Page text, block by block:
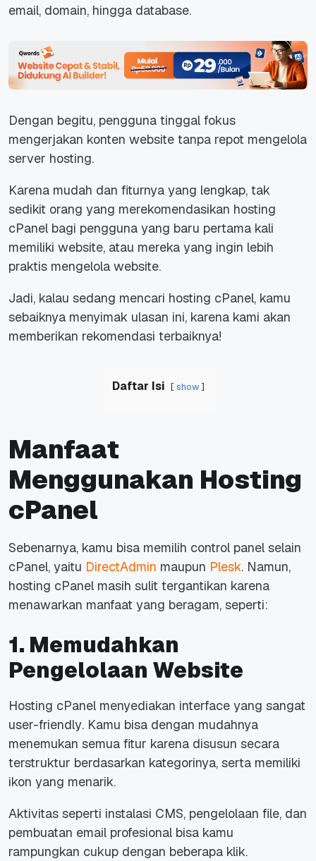
email, domain, hingga database.
Dengan begitu, pengguna tinggal fokus
mengerjakan konten website tanpa repot mengelola
server hosting.
Karena mudah dan fiturnya yang lengkap, tak
sedikit orang yang merekomendasikan hosting
cPanel bagi pengguna yang baru pertama kali
memiliki website, atau mereka yang ingin lebih
praktis mengelola website.
Jadi, kalau sedang mencari hosting cPanel, kamu
sebaiknya menyimak ulasan ini, karena kami akan
memberikan rekomendasi terbaiknya!
Daftar Isi show
Manfaat
Menggunakan Hosting
cPanel
Sebenarnya, kamu bisa memilih control panel selain
cPanel, yaitu DirectAdmin maupun Plesk. Namun,
hosting cPanel masih sulit tergantikan karena
menawarkan manfaat yang beragam, seperti:
1. Memudahkan
Pengelolaan Website
Hosting cPanel menyediakan interface yang sangat
user-friendly. Kamu bisa dengan mudahnya
menemukan semua fitur karena disusun secara
terstruktur berdasarkan kategorinya, serta memiliki
ikon yang menarik.
Aktivitas seperti instalasi CMS, pengelolaan file, dan
pembuatan email profesional bisa kamu
rampungkan cukup dengan beberapa klik.